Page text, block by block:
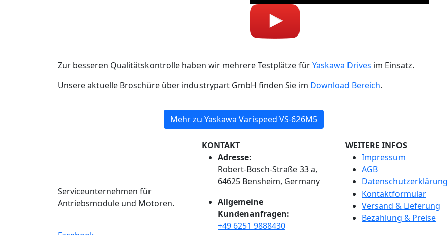
Zur besseren Qualitätskontrolle haben wir mehrere Testplätze fürYaskawa Drives im Einsatz.
Unsere aktuelle Broschüre über industrypart GmbH finden Sie im Download Bereich.
Mehr zu Yaskawa Varispeed VS-626M5
Serviceunternehmen für
Antriebsmodule und Motoren.
KONTAKT
Adresse:
Robert-Bosch-Straße 33 a,
64625 Bensheim, Germany
Allgemeine
Kundenanfragen:
+49 6251 9888430
WEITERE INFOS
Impressum
AGB
Datenschutzerklärung
Kontaktformular
Versand & Lieferung
Bezahlung & Preise